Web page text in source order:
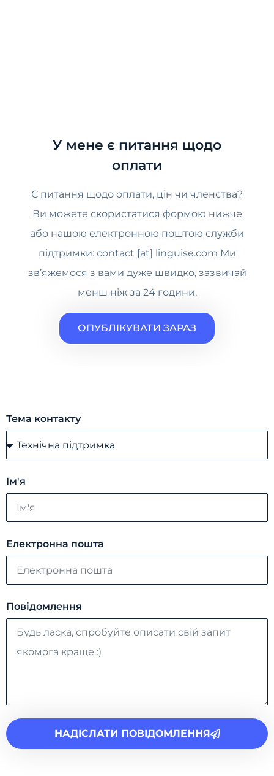
У мене є питання щодо
оплати
Є питання щодо оплати, цін чи членства?
Ви можете скористатися формою нижче
або нашою електронною поштою служби
підтримки: contact [at] linguise.com Ми
зв’яжемося з вами дуже швидко, зазвичай
менш ніж за 24 години.
ОПУБЛІКУВАТИ ЗАРАЗ
Тема контакту
Ім'я
Електронна пошта
Повідомлення
НАДІСЛАТИ ПОВІДОМЛЕННЯ